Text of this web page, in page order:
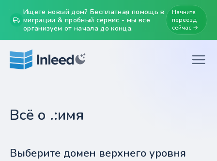
Ищете новый дом? Бесплатная помощь в
миграции & пробный сервис - мы все
организуем от начала до конца.
Начните
переезд
сейчас →
Всё о .:имя
Выберите домен верхнего уровня